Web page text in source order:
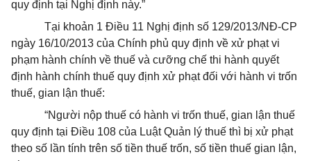
quy định tại Nghị định này.”
Tại khoản 1 Điều 11 Nghị định số 129/2013/NĐ-CP
ngày 16/10/2013 của Chính phủ quy định về xử phạt vi
phạm hành chính về thuế và cưỡng chế thi hành quyết
định hành chính thuế quy định xử phạt đối với hành vi trốn
thuế, gian lận thuế:
“Người nộp thuế có hành vi trốn thuế, gian lận thuế
quy định tại Điều 108 của Luật Quản lý thuế thì bị xử phạt
theo số lần tính trên số tiền thuế trốn, số tiền thuế gian lận,